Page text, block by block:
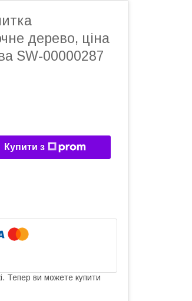
дерево, ціна
SW-00000287
Купити з
Тепер ви можете купити